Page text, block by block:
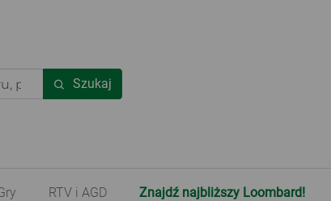
Szukaj
RTV i AGD Znajdź najbliższy Loombard!